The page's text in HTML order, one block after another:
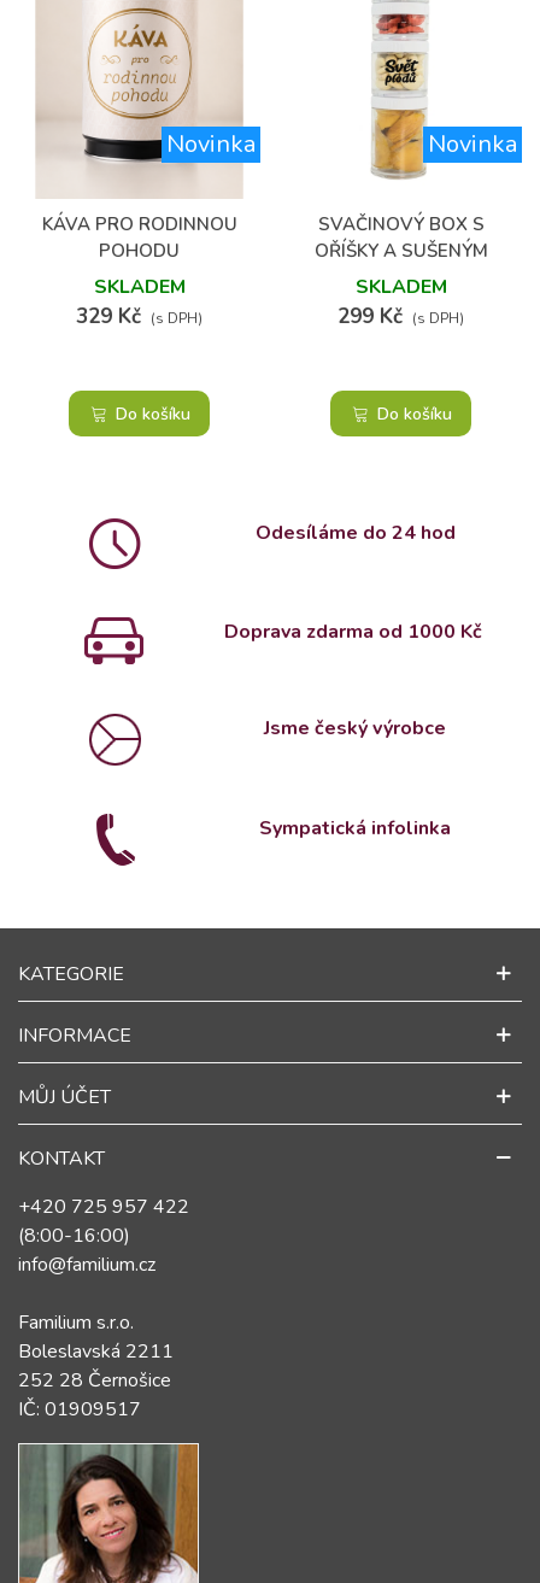
Novinka
KÁVA PRO RODINNOU
POHODU
SKLADEM
329 Kč (s DPH)
Do košíku
Novinka
SVAČINOVÝ BOX S
OŘÍŠKY A SUŠENÝM
OVOCEM
SKLADEM
299 Kč (s DPH)
Do košíku
Odesíláme do 24 hod
Doprava zdarma od 1000 Kč
Jsme český výrobce
Sympatická infolinka
KATEGORIE
INFORMACE
MŮJ ÚČET
KONTAKT
+420 725 957 422
(8:00-16:00)
info@familium.cz
Familium s.r.o.
Boleslavská 2211
252 28 Černošice
IČ: 01909517